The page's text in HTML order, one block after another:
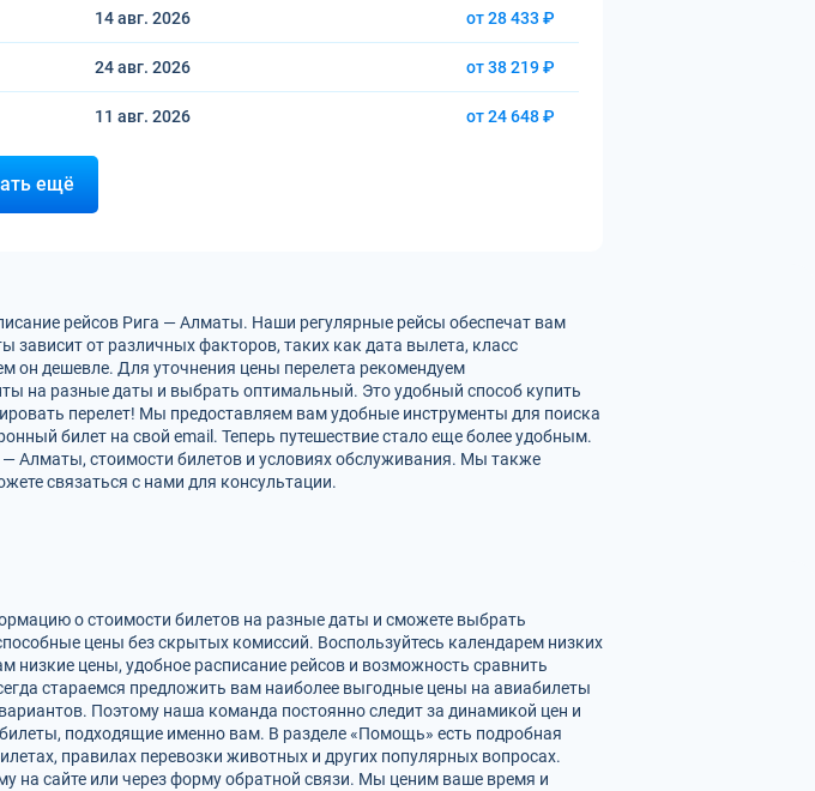
14 авг. 2026 от 28 433 ₽
24 авг. 2026 от 38 219 ₽
11 авг. 2026 от 24 648 ₽
ещё
рейсов Рига — Алматы. Наши регулярные рейсы обеспечат вам
от различных факторов, таких как дата вылета, класс
он дешевле. Для уточнения цены перелета рекомендуем
на разные даты и выбрать оптимальный. Это удобный способ купить
перелет! Мы предоставляем вам удобные инструменты для поиска
билет на свой email. Теперь путешествие стало еще более удобным.
Алматы, стоимости билетов и условиях обслуживания. Мы также
связаться с нами для консультации.
о стоимости билетов на разные даты и сможете выбрать
цены без скрытых комиссий. Воспользуйтесь календарем низких
цены, удобное расписание рейсов и возможность сравнить
стараемся предложить вам наиболее выгодные цены на авиабилеты
Поэтому наша команда постоянно следит за динамикой цен и
подходящие именно вам. В разделе «Помощь» есть подробная
правилах перевозки животных и других популярных вопросах.
на сайте или через форму обратной связи. Мы ценим ваше время и